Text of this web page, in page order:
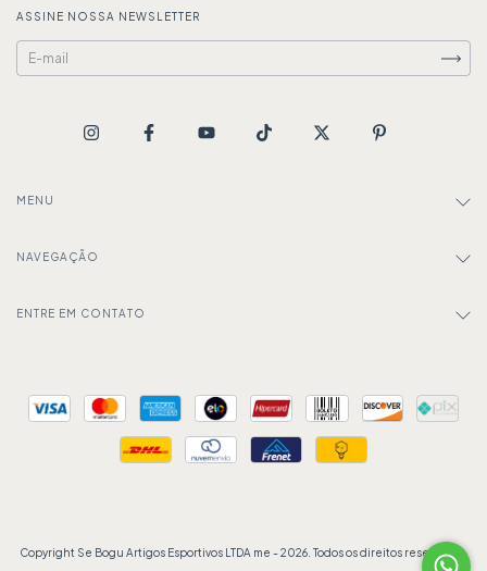
ASSINE NOSSA NEWSLETTER
MENU
NAVEGAÇÃO
ENTRE EM CONTATO
Copyright Se Bogu Artigos Esportivos LTDA me - 2026. Todos os direitos reservados.